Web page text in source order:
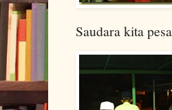
Saudara kita